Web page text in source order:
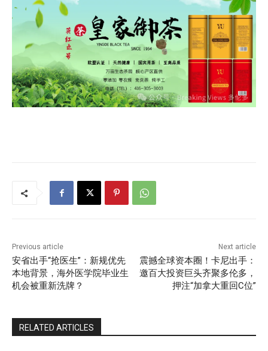
Previous article
安省出手“抢医生”：新规优先
本地背景，海外医学院毕业生
机会被重新洗牌？
Next article
震撼全球资本圈！卡尼出手：
邀百大投资巨头齐聚多伦多，
押注“加拿大重回C位”
RELATED ARTICLES